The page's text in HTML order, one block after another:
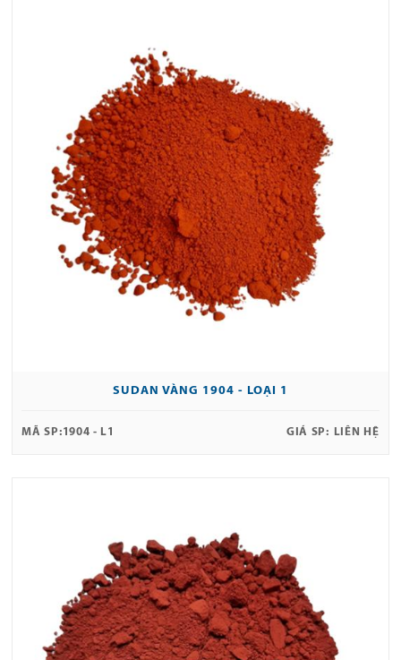
SUDAN VÀNG 1904 - LOẠI 1
MÃ SP:1904 - L1 GIÁ SP: LIÊN HỆ